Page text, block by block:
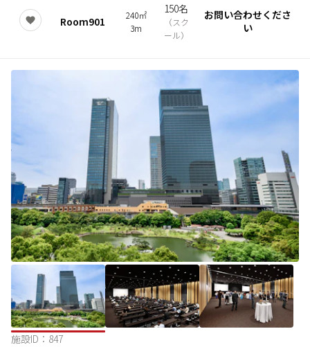
Room901
240㎡
3m
150名
（スク
ール）
お問い合わせくださ
い
施設ID： 847